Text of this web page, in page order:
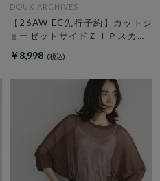
DOUX ARCHIVES
【26AW EC先行予約】カットジ
ョーゼットサイドＺＩＰスカー
￥8,998